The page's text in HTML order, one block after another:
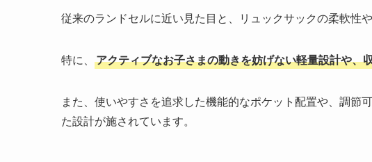
従来のランドセルに近い見た目と、リュックサックの柔軟性
特に、 アクティブなお子さまの動きを妨げない軽量設計や、
また、使いやすさを追求した機能的なポケット配置や、調節
た設計が施されています。